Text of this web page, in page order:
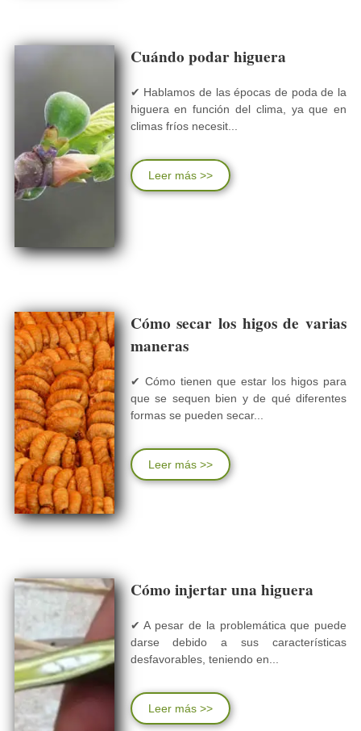
Cuándo podar higuera
✔ Hablamos de las épocas de poda de la
higuera en función del clima, ya que en
climas fríos necesit...
Leer más >>
Cómo secar los higos de varias
maneras
✔ Cómo tienen que estar los higos para
que se sequen bien y de qué diferentes
formas se pueden secar...
Leer más >>
Cómo injertar una higuera
✔ A pesar de la problemática que puede
darse debido a sus características
desfavorables, teniendo en...
Leer más >>